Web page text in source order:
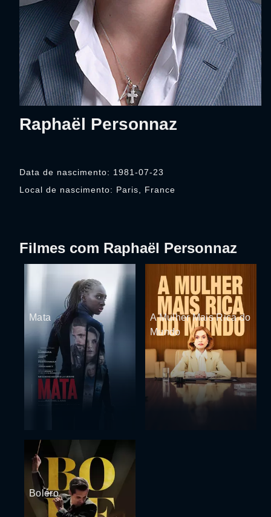
Raphaël Personnaz
Data de nascimento: 1981-07-23
Local de nascimento: Paris, France
Filmes com Raphaël Personnaz
Mata
A Mulher Mais Rica do
Mundo
Boléro